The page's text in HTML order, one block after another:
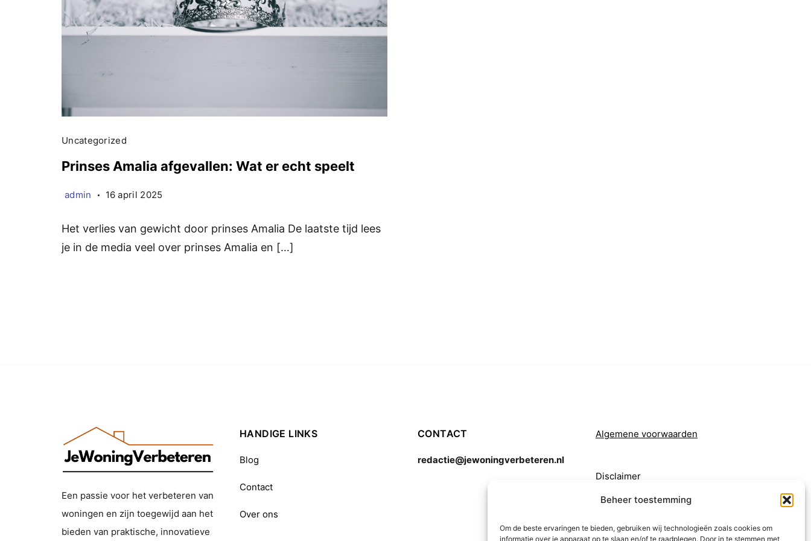
Beheer toestemming
Om de beste ervaringen te bieden, gebruiken wij technologieën zoals cookies om
informatie over je apparaat op te slaan en/of te raadplegen. Door in te stemmen met
Uncategorized
Prinses Amalia afgevallen: Wat er echt speelt
admin 16 april 2025
Het verlies van gewicht door prinses Amalia De laatste tijd lees
je in de media veel over prinses Amalia en […]
Een passie voor het verbeteren van
woningen en zijn toegewijd aan het
bieden van praktische, innovatieve
HANDIGE LINKS
Blog
Contact
Over ons
CONTACT
redactie@jewoningverbeteren.nl
Algemene voorwaarden
Disclaimer